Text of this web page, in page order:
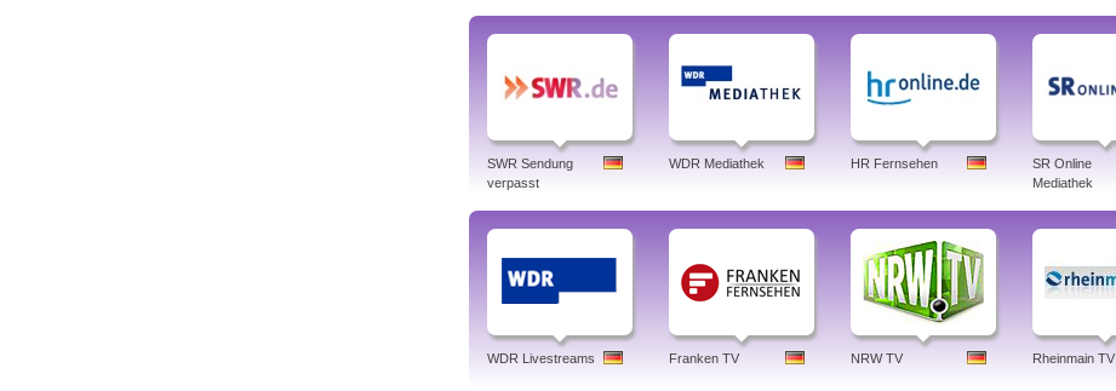
SWR Sendung
verpasst
WDR Mediathek HR Fernsehen
SR Online
Mediathek
WDR Livestreams Franken TV NRW TV Rheinmain TV